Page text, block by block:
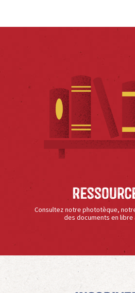
Consultez notre phototèque,
des documents en libre